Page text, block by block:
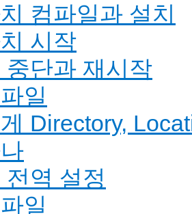
컴파일과 설치
시작
중단과 재시작
일
Directory,
전역 설정
일